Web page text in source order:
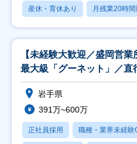
産休・育休あり 月残業20時間
【未経験大歓迎／盛岡営
最大級「グーネット」／直
岩手県
391万~600万
正社員採用 職種・業界未経験